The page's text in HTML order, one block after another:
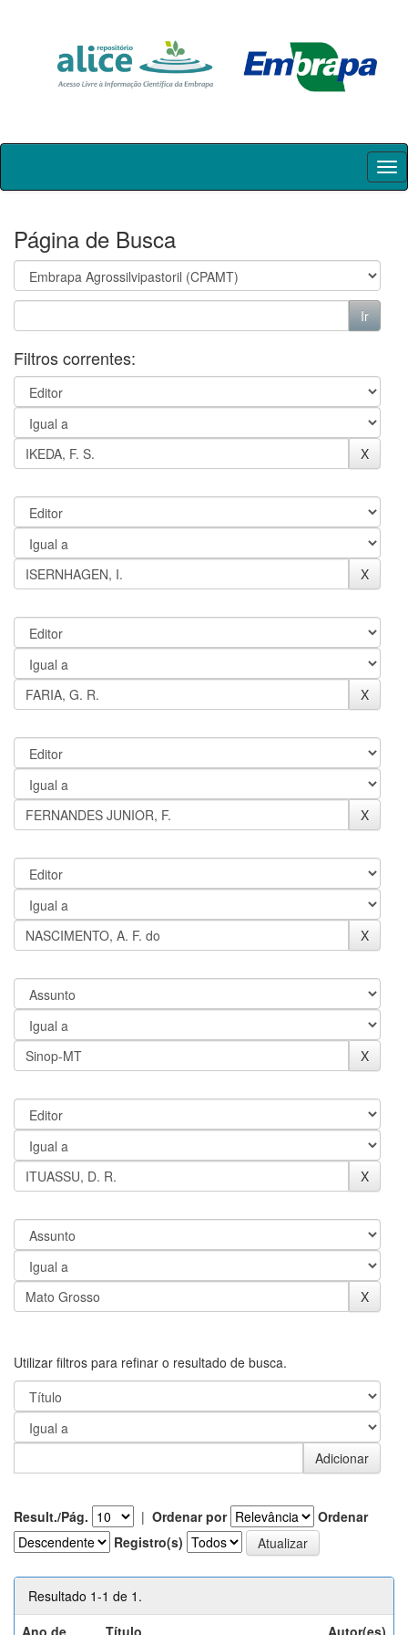
Skip
Página de Busca
Filtros correntes:
Utilizar filtros para refinar o resultado de busca.
Result./Pág. | Ordenar por
Ordenar
Registro(s)
Resultado 1-1 de 1.
Ano de
Título Autor(es)